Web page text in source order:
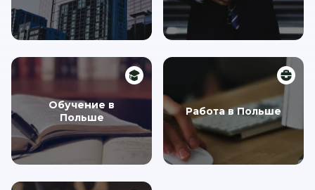
Обучение в
Польше
Работа в Польше